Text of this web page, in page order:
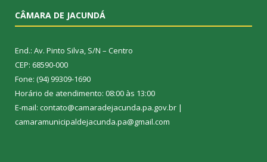
CÂMARA DE JACUNDÁ
End.: Av. Pinto Silva, S/N – Centro
CEP: 68590-000
Fone: (94) 99309-1690
Horário de atendimento: 08:00 às 13:00
E-mail: contato@camaradejacunda.pa.gov.br |
camaramunicipaldejacunda.pa@gmail.com